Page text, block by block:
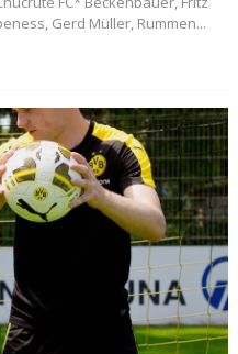
Gerd Müller, Rummen...